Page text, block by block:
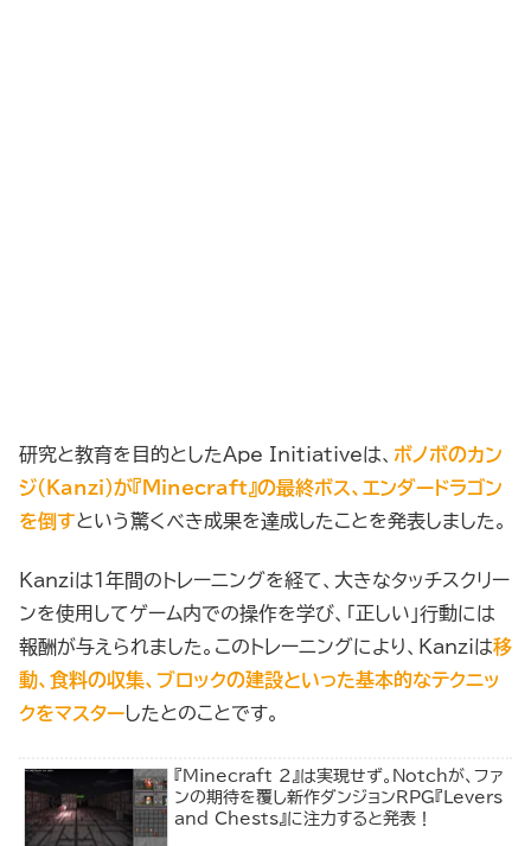
研究と教育を目的としたApe Initiativeは、 ボノボのカン
ジ（Kanzi）が『Minecraft』の最終ボス、エンダードラゴン
を倒すという驚くべき成果を達成したことを発表しました。
Kanziは1年間のトレーニングを経て、大きなタッチスクリー
ンを使用してゲーム内での操作を学び、「正しい」行動には
報酬が与えられました。このトレーニングにより、Kanziは移
動、食料の収集、ブロックの建設といった基本的なテクニッ
クをマスターしたとのことです。
『Minecraft 2』は実現せず。Notchが、ファ
ンの期待を覆し新作ダンジョンRPG『Levers
and Chests』に注力すると発表！